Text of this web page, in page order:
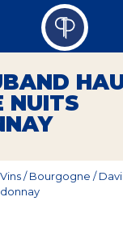
NUITS
Vins/Bourgogne /
des cookies